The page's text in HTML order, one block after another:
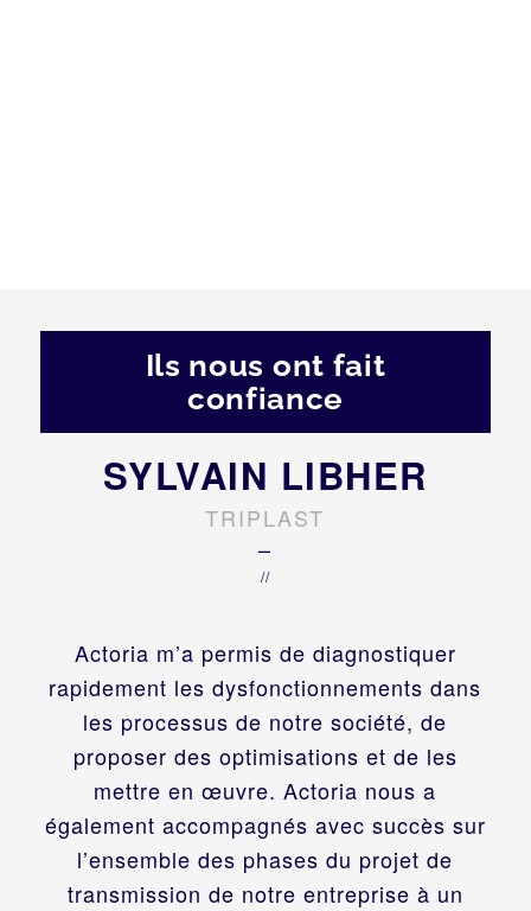
Ils nous ont fait
confiance
Actoria m’a permis de diagnostiquer
rapidement les dysfonctionnements dans
les processus de notre société, de
proposer des optimisations et de les
mettre en œuvre. Actoria nous a
également accompagnés avec succès sur
l’ensemble des phases du projet de
transmission de notre entreprise à un
SYLVAIN LIBHER
TRIPLAST
–
//